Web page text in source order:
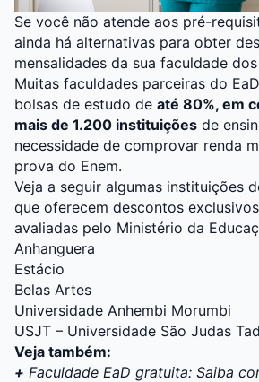
Se você não atende aos pré-
ainda há alternativas para obter
mensalidades da sua faculdade
Muitas faculdades parceiras do
bolsas de estudo de até 80%, em
mais de 1.200 instituições de
necessidade de comprovar renda
prova do Enem.
Veja a seguir algumas instituições
que oferecem descontos
avaliadas pelo Ministério da
Anhanguera
Estácio
Belas Artes
Universidade Anhembi Morumbi
USJT – Universidade São Judas
Veja também:
+ Faculdade EaD gratuita: Saiba